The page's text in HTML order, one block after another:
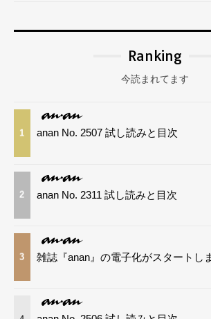
Ranking
今読まれてます
1 anan No. 2507 試し読みと目次
2 anan No. 2311 試し読みと目次
3 雑誌『anan』の電子化がスタートし